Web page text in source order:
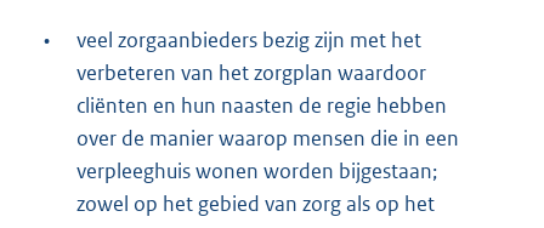
•
veel zorgaanbieders bezig zijn met het
verbeteren van het zorgplan waardoor
cliënten en hun naasten de regie hebben
over de manier waarop mensen die in een
verpleeghuis wonen worden bijgestaan;
zowel op het gebied van zorg als op het